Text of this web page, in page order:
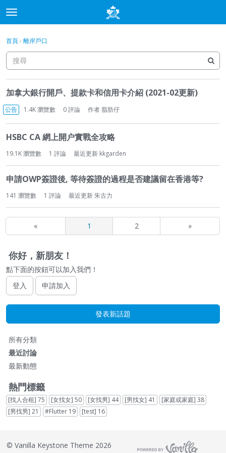
t
o
g
e
m
e
u
討論
最新動態
登入 · 申請加入
首頁› 離岸戶口
論
列
表
加拿大銀行開戶、提款卡和信用卡介紹 (2021-02更新)
公告 1.4K瀏覽數 0評論 作者 脂肪仔
HSBC CA 網上開户實戰全攻略
19.1K瀏覽數 1 評論 最近更新 kkgarden
申請OWP簽證後, 等待簽證的過程是否建議留在香港等?
141 瀏覽數 1 評論 最近更新朱古力
« 1 2 »
你好，新朋友！
點下面的按鈕可以加入我們！
登入
申請加入
發表新話題
快
速
連
結
所有分類
最近討論
最新動態
熱門標籤
[找人合租] 75 [女找女] 50 [女找男] 44 [男找女] 41 [家庭或家庭] 38
[男找男] 21 #Flutter 19 [test] 16
© Vanilla Keystone Theme 2026